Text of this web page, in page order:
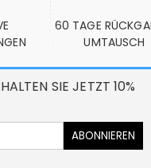
60 TAGE
UMTAUSCH
SIE JETZT 10%
ABONNIEREN